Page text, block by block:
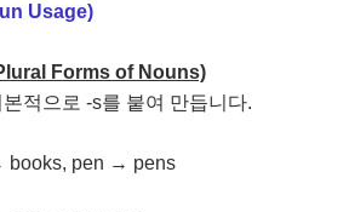
Usage)
Forms of Nouns)
적으로 -s를 붙여 만듭니다.
pen → pens